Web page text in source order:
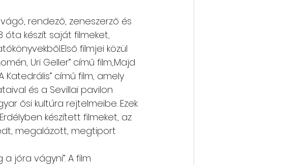
rendező, zeneszerző és
óta készít saját filmeket,
filmjei közül
Uri Geller” című film,.Majd
Katedrális” című film, amely
és a Sevillai pavilon
ősi kultúra rejtelmeibe. Ezek
készített filmeket, az
megalázott, megtiport
jóra vágyni”. A film